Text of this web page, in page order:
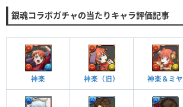
銀魂コラボガチャの当たりキャラ評価記事
神楽 神楽（旧） 神楽＆ミヤ